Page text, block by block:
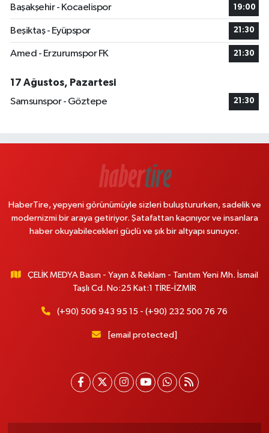
Başakşehir - Kocaelispor
19:00
Beşiktaş - Eyüpspor 21:30
Amed - Erzurumspor FK 21:30
17 Ağustos, Pazartesi
Samsunspor - Göztepe
21:30
HaberTire, yepyeni görünümüyle sizleri buluştururken, sadelik ve
modernizmi bir araya getiriyor. Şatafattan kaçınıyor ve insanlara
haber okuyabilecekleri güçlü ve şık bir altyapı sunuyor.
ÇELİK MEDYA Basın - Yayın & Reklam - Tanıtım Yeni Mh. İsmail
Taşlı Cd. No:25 Kat:1 TİRE-İZMİR
(+90) 506 943 95 15 - (+90) 232 500 76 76
[email protected]